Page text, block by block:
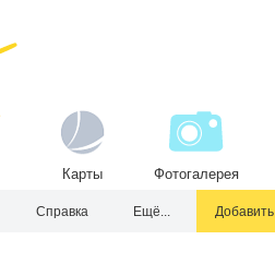
Карты Фотогалерея
Справка Ещё... Добавить